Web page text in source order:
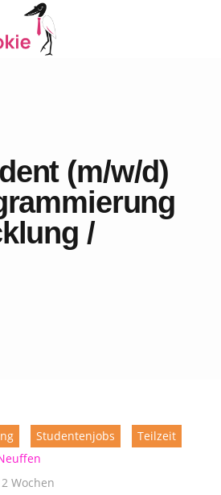
(m/w/d)
/
Studentenjobs
Teilzeit
Wochen